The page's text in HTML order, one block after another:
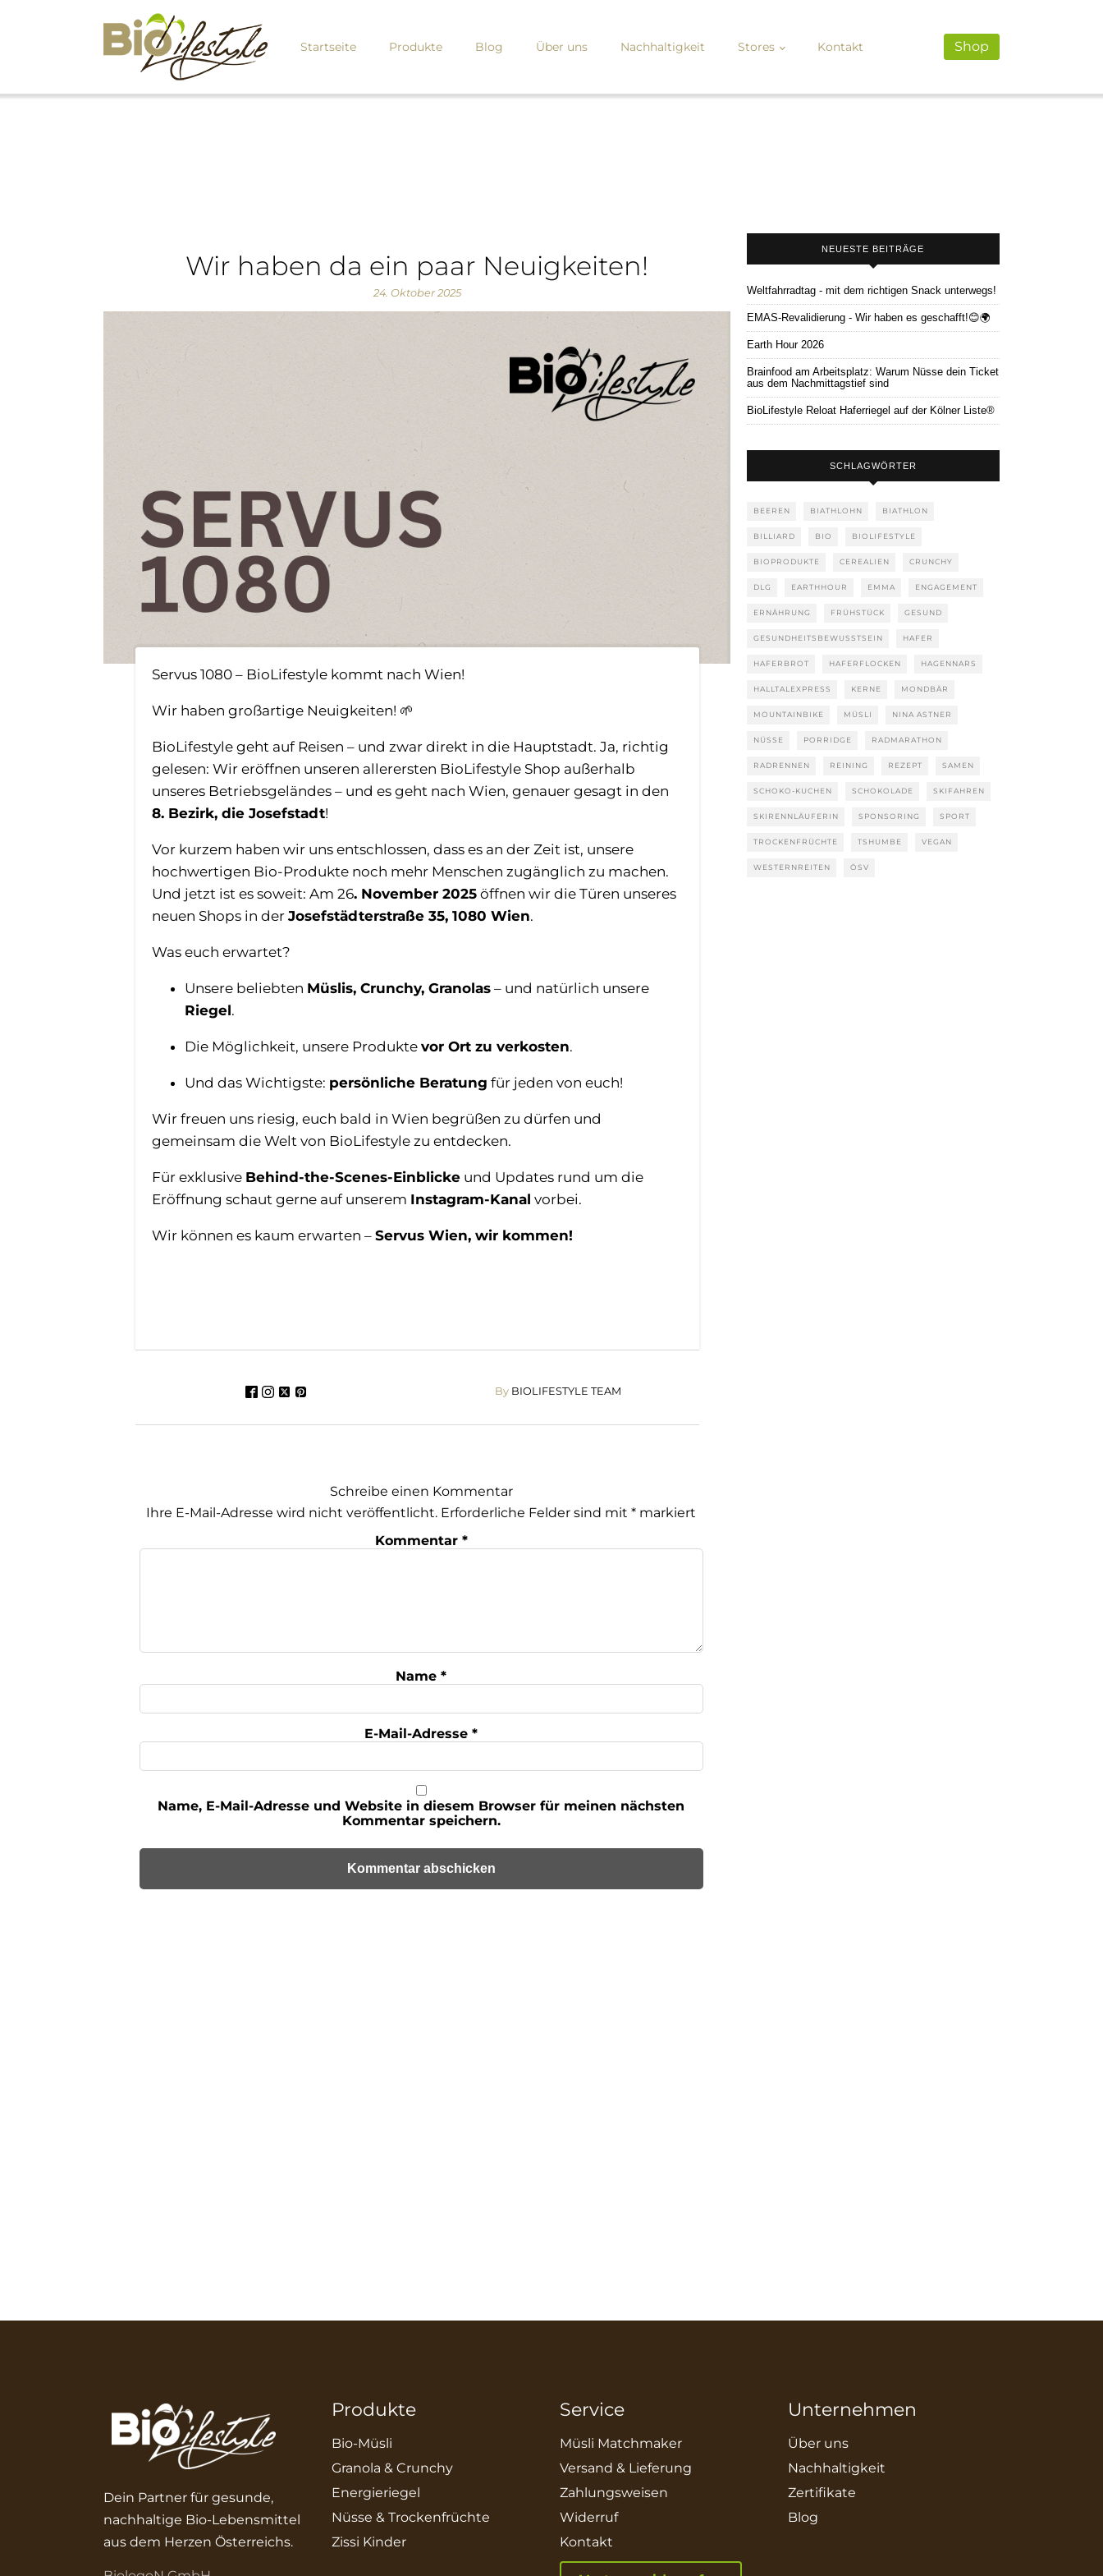
Startseite Produkte Blog Über uns Nachhaltigkeit Stores Kontakt Shop
Wir haben da ein paar Neuigkeiten!
24. Oktober 2025
Servus 1080 – BioLifestyle kommt nach Wien!
Wir haben großartige Neuigkeiten! 🌱
BioLifestyle geht auf Reisen – und zwar direkt in die Hauptstadt. Ja, richtig
gelesen: Wir eröffnen unseren allerersten BioLifestyle Shop außerhalb
unseres Betriebsgeländes – und es geht nach Wien, genauer gesagt in den
8. Bezirk, die Josefstadt!
Vor kurzem haben wir uns entschlossen, dass es an der Zeit ist, unsere
hochwertigen Bio-Produkte noch mehr Menschen zugänglich zu machen.
Und jetzt ist es soweit: Am 26. November 2025öffnen wir die Türen unseres
neuen Shops in der Josefstädterstraße 35, 1080 Wien.
Was euch erwartet?
Unsere beliebten Müslis, Crunchy, Granolas– und natürlich unsere
Riegel.
Die Möglichkeit, unsere Produkte vor Ort zu verkosten.
Und das Wichtigste: persönliche Beratung für jeden von euch!
Wir freuen uns riesig, euch bald in Wien begrüßen zu dürfen und
gemeinsam die Welt von BioLifestyle zu entdecken.
Für exklusive Behind-the-Scenes-Einblickeund Updates rund um die
Eröffnung schaut gerne auf unserem Instagram-Kanal vorbei.
Wir können es kaum erwarten – Servus Wien, wir kommen!
By BIOLIFESTYLE TEAM
Schreibe einen Kommentar
Ihre E-Mail-Adresse wird nicht veröffentlicht. Erforderliche Felder sind mit* markiert
Kommentar *
Name*
E-Mail-Adresse*
Name, E-Mail-Adresse und Website in diesem Browser für meinen nächsten
Kommentar speichern.
NEUESTE BEITRÄGE
Weltfahrradtag - mit dem richtigen Snack unterwegs!
EMAS-Revalidierung - Wir haben es geschafft!😊🌍
Earth Hour 2026
Brainfood am Arbeitsplatz: Warum Nüsse dein Ticket
aus dem Nachmittagstief sind
BioLifestyle Reloat Haferriegel auf der Kölner Liste®
SCHLAGWÖRTER
BEEREN BIATHLOHN BIATHLON
BILLIARD BIO BIOLIFESTYLE
BIOPRODUKTE CEREALIEN CRUNCHY
DLG EARTHHOUR EMMA ENGAGEMENT
ERNÄHRUNG FRÜHSTÜCK GESUND
GESUNDHEITSBEWUSSTSEIN HAFER
HAFERBROT HAFERFLOCKEN HAGENNARS
HALLTALEXPRESS KERNE MONDBÄR
MOUNTAINBIKE MÜSLI NINA ASTNER
NÜSSE PORRIDGE RADMARATHON
RADRENNEN REINING REZEPT SAMEN
SCHOKO-KUCHEN SCHOKOLADE SKIFAHREN
SKIRENNLÄUFERIN SPONSORING SPORT
TROCKENFRÜCHTE TSHUMBE VEGAN
WESTERNREITEN ÖSV
Dein Partner für gesunde,
nachhaltige Bio-Lebensmittel
aus dem Herzen Österreichs.
Produkte
Bio-Müsli
Granola & Crunchy
Energieriegel
Nüsse & Trockenfrüchte
Zissi Kinder
Service
Müsli Matchmaker
Versand & Lieferung
Zahlungsweisen
Widerruf
Kontakt
Unternehmen
Über uns
Nachhaltigkeit
Zertifikate
Blog